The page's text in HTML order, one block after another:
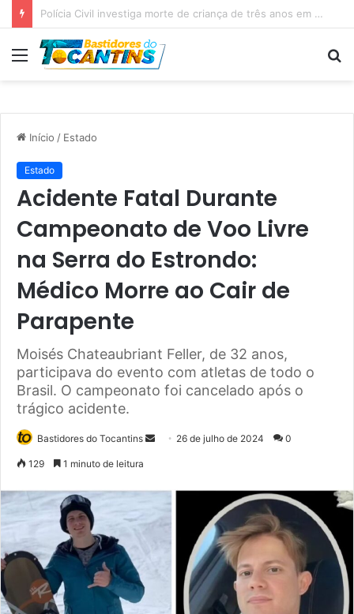
Professora Dorinha lidera disputa pelo Governo do Tocantins com 37,4% das intenções de voto, aponta pesquisa
Menu
Início / Estado
Estado
Acidente Fatal Durante
Campeonato de Voo Livre
na Serra do Estrondo:
Médico Morre ao Cair de
Parapente
Moisés Chateaubriant Feller, de 32 anos,
participava do evento com atletas de todo o
Brasil. O campeonato foi cancelado após o
trágico acidente.
Bastidores do Tocantins
d
m
e
26 de julho de 2024 0
129 1 minuto de leitura